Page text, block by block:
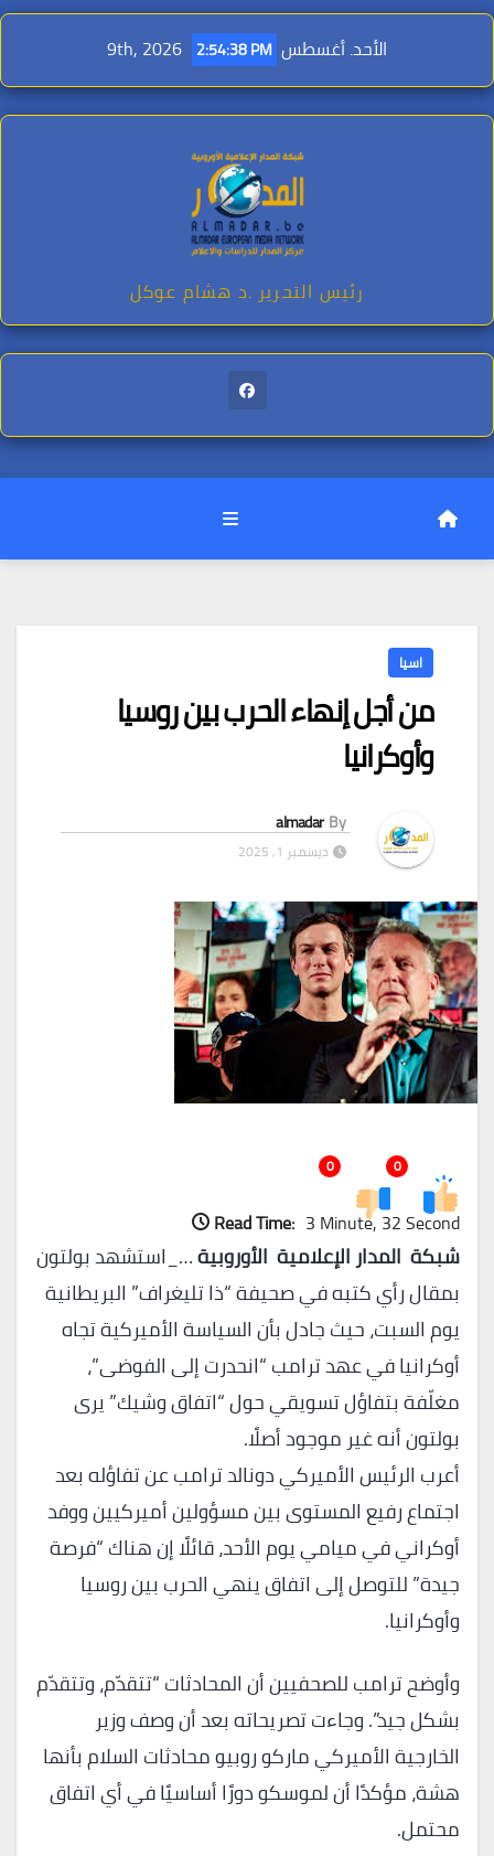
Skip
content
الأحد. أغسطس 9th, 2026 2:54:39 PM
رئيس التحرير .د هشام عوكل
اسيا
من أجل إنهاء الحرب بين روسيا
وأوكرانيا
By
almadar
ديسمبر 1, 2025
0
0
Read Time: 3 Minute, 32 Second
شبكة المدار الإعلامية الأوروبية…_استشهد بولتون
بمقال رأي كتبه في صحيفة “ذا تليغراف” البريطانية
يوم السبت، حيث جادل بأن السياسة الأميركية تجاه
أوكرانيا في عهد ترامب “انحدرت إلى الفوضى”،
مغلّفة بتفاؤل تسويقي حول “اتفاق وشيك” يرى
بولتون أنه غير موجود أصلًا.
أعرب الرئيس الأميركي دونالد ترامب عن تفاؤله بعد
اجتماع رفيع المستوى بين مسؤولين أميركيين ووفد
أوكراني في ميامي يوم الأحد، قائلًا إن هناك “فرصة
جيدة” للتوصل إلى اتفاق ينهي الحرب بين روسيا
وأوكرانيا.
وأوضح ترامب للصحفيين أن المحادثات “تتقدّم، وتتقدّم
بشكل جيد”. وجاءت تصريحاته بعد أن وصف وزير
الخارجية الأميركي ماركو روبيو محادثات السلام بأنها
هشة، مؤكدًا أن لموسكو دورًا أساسيًا في أي اتفاق
محتمل.